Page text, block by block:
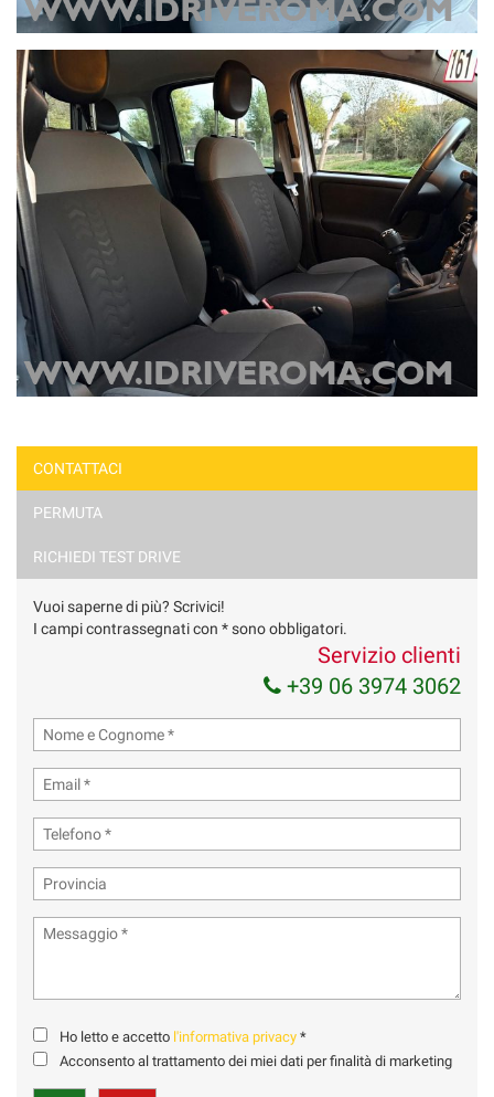
CONTATTACI
PERMUTA
RICHIEDI TEST DRIVE
Vuoi saperne di più? Scrivici!
I campi contrassegnati con * sono obbligatori.
Servizio clienti
+39 06 3974 3062
Ho letto e accetto l'informativa privacy *
Acconsento al trattamento dei miei dati per finalità di marketing